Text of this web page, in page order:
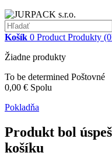
Košík 0 Product Produkty
Žiadne produkty
To be determined Poštovné
0,00 € Spolu
Pokladňa
Produkt bol
košíku